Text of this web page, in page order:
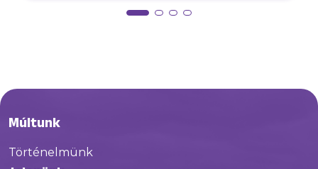
Múltunk
Történelmünk